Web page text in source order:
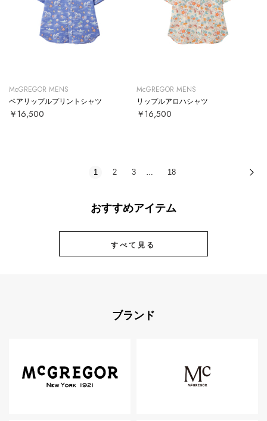
McGREGOR MENS
ベアリップルプリントシャツ
￥16,500
McGREGOR MENS
リップルアロハシャツ
￥16,500
1 2 3 … 18
おすすめアイテム
すべて見る
ブランド